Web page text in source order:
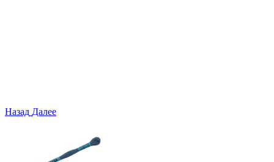
Назад Далее